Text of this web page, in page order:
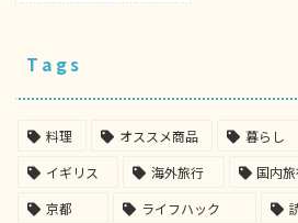
Tags
料理 オススメ商品 暮らし
イギリス
海外旅行 国内
京都
ライフハック